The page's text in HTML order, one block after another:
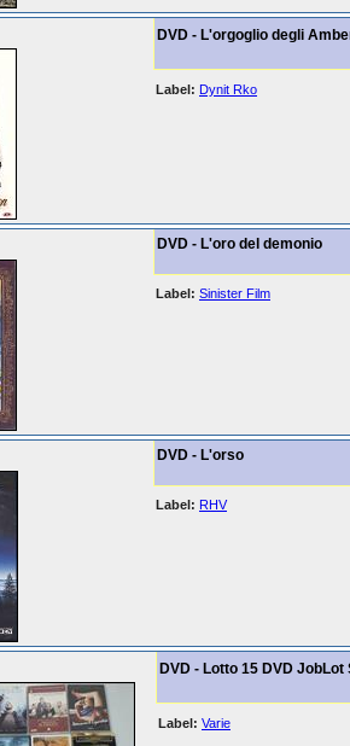
DVD - L'orgoglio degli
Label: Dynit Rko
DVD - L'oro del demonio
Label: Sinister Film
DVD - L'orso
Label: RHV
DVD - Lotto 15 DVD
Label: Varie